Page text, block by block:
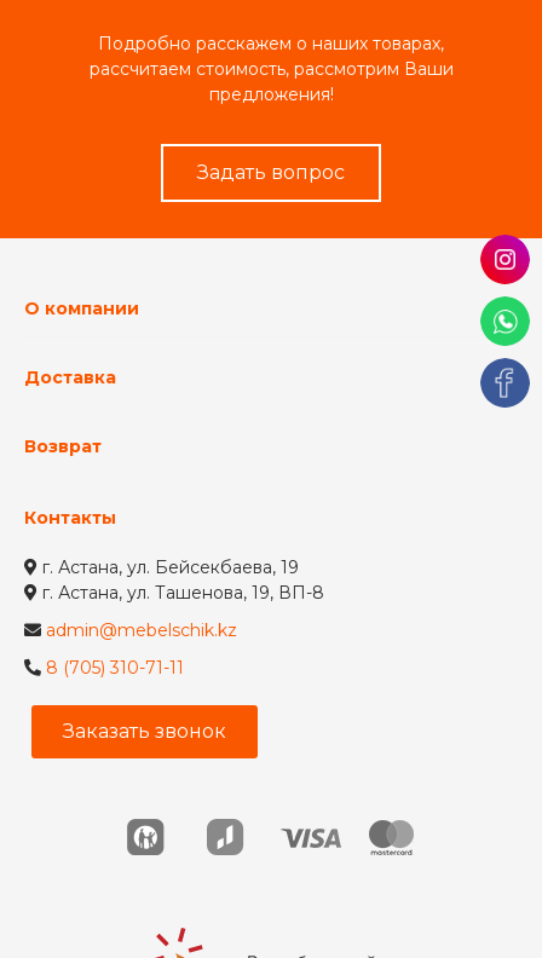
Подробно расскажем о наших товарах,
рассчитаем стоимость, рассмотрим Ваши
предложения!
Задать вопрос
О компании
Доставка
Возврат
Контакты
г. Астана, ул. Бейсекбаева, 19
г. Астана, ул. Ташенова, 19, ВП-8
admin@mebelschik.kz
8 (705) 310-71-11
Заказать звонок